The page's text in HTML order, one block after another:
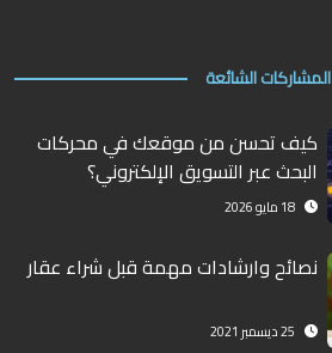
المشاركات الشائعة
كيف تحسن من موقعك في محركات
البحث عبر التسويق الإلكتروني؟
18 مايو 2026
نصائح وارشادات مهمة قبل شراء عقار
25 ديسمبر 2021